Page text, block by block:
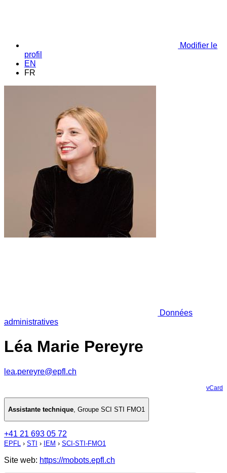
Modifier le
profil
EN
FR
Données
administratives
Léa Marie Pereyre
lea.pereyre@epfl.ch
vCard
Assistante technique, Groupe SCI STI FMO1
+41 21 693 05 72
EPFL › STI › IEM › SCI-STI-FMO1
Site web: https://mobots.epfl.ch